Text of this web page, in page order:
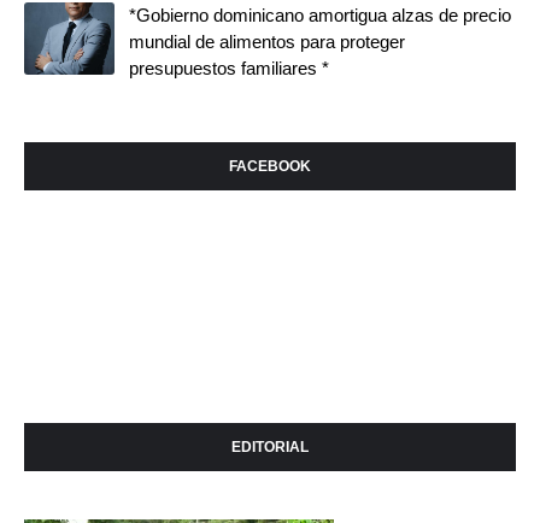
*Gobierno dominicano amortigua alzas de precio
mundial de alimentos para proteger
presupuestos familiares *
FACEBOOK
EDITORIAL